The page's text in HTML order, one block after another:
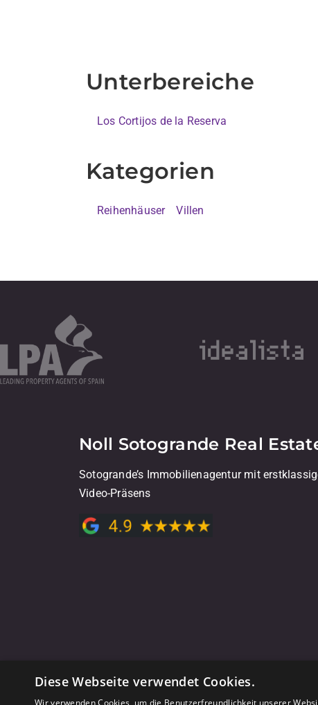
Unterbereiche
Los Cortijos de la Reserva
Kategorien
Reihenhäuser Villen
Noll Sotogrande Real
Sotogrande’s Immobilienagentur mit
Video-Präsens
Diese Webseite verwendet Cookies.
Wir verwenden Cookies, um die Benutzerfreundlichkeit unserer